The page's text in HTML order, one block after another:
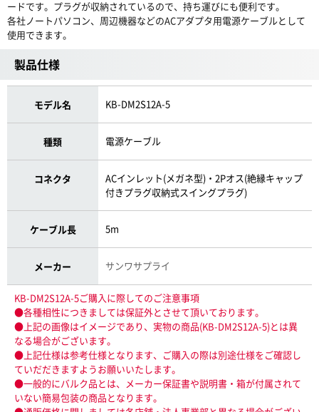
ードです。プラグが収納されているので、持ち運びにも便利です。
各社ノートパソコン、周辺機器などのACアダプタ用電源ケーブルとして
使用できます。
製品仕様
モデル名 KB-DM2S12A-5
種類 電源ケーブル
コネクタ
ACインレット(メガネ型)・2Pオス(絶縁キャップ
付きプラグ収納式スイングプラグ)
ケーブル長 5m
メーカー サンワサプライ
KB-DM2S12A-5ご購入に際してのご注意事項
●各種相性につきましては保証外とさせて頂いております。
●上記の画像はイメージであり、実物の商品(KB-DM2S12A-5)とは異
なる場合がございます。
●上記仕様は参考仕様となります、ご購入の際は別途仕様をご確認し
ていだだきますようお願いいたします。
●一般的にバルク品とは、メーカー保証書や説明書・箱が付属されて
いない簡易包装の商品となります。